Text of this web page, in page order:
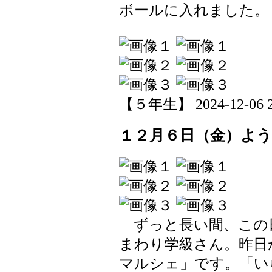
ボールに入れました。
【５年生】 2024-12-06
１２月６日（金）よ
ずっと長い間、この
まわり学級さん。昨
マルシェ」です。「